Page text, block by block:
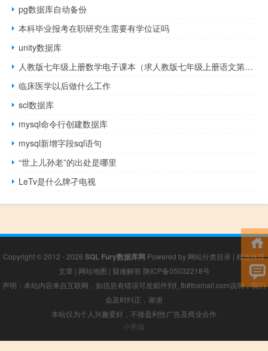
pg数据库自动备份
本科毕业报考在职研究生需要有学位证吗
unity数据库
人教版七年级上册数学电子课本（求人教版七年级上册语文第一单元作文）
临床医学以后做什么工作
scl数据库
mysql命令行创建数据库
mysql新增字段sql语句
“世上儿孙老”的出处是哪里
LeTv是什么牌孑电视
Copyright © 2012 - 2026 SQL Fury数据库网 Powered by 网站分类目录 | 精选推荐
文章 | 网站地图 | 疑难解答 陕ICP备05032218号
声明：本站内容来自互联网，如信息有错误可发邮件到f_fb#foxmail.com说明，我们
会及时纠正，谢谢
本站仅为个人兴趣爱好，不接盈利性广告及商业合作
小男孩